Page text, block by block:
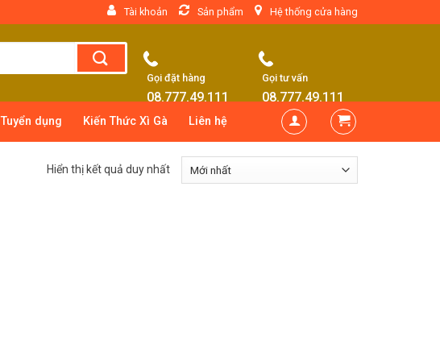
Tài khoản Sản phẩm Hệ thống cửa hàng
Gọi đặt hàng
08.777.49.111
Gọi tư vấn
08.777.49.111
Tuyển dụng Kiến Thức Xì Gà Liên hệ
Hiển thị kết quả duy nhất